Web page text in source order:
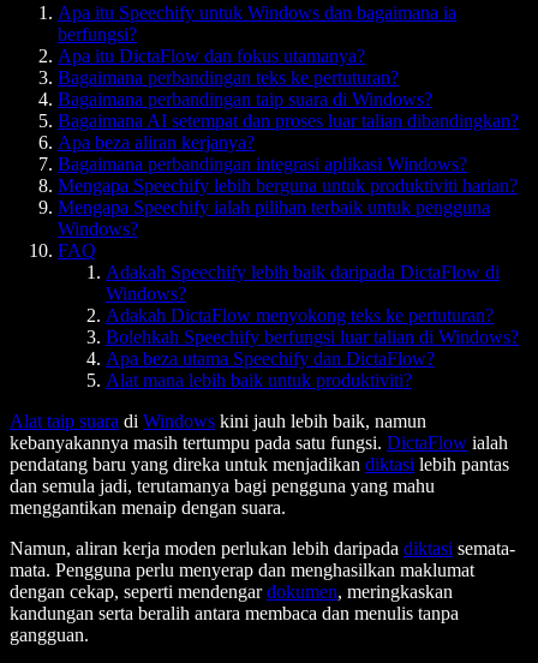
Apa itu Speechify untuk Windows dan bagaimana ia
berfungsi?
Apa itu DictaFlow dan fokus utamanya?
Bagaimana perbandingan teks ke pertuturan?
Bagaimana perbandingan taip suara di Windows?
Bagaimana AI setempat dan proses luar talian dibandingkan?
Apa beza aliran kerjanya?
Bagaimana perbandingan integrasi aplikasi Windows?
Mengapa Speechify lebih berguna untuk produktiviti harian?
Mengapa Speechify ialah pilihan terbaik untuk pengguna
Windows?
FAQ
Adakah Speechify lebih baik daripada DictaFlow di
Windows?
Adakah DictaFlow menyokong teks ke pertuturan?
Bolehkah Speechify berfungsi luar talian di Windows?
Apa beza utama Speechify dan DictaFlow?
Alat mana lebih baik untuk produktiviti?
Alat taip suara di Windows kini jauh lebih baik, namun
kebanyakannya masih tertumpu pada satu fungsi. DictaFlow ialah
pendatang baru yang direka untuk menjadikan diktasi lebih pantas
dan semula jadi, terutamanya bagi pengguna yang mahu
menggantikan menaip dengan suara.
Namun, aliran kerja moden perlukan lebih daripada diktasi semata-
mata. Pengguna perlu menyerap dan menghasilkan maklumat
dengan cekap, seperti mendengardokumen, meringkaskan
kandungan serta beralih antara membaca dan menulis tanpa
gangguan.